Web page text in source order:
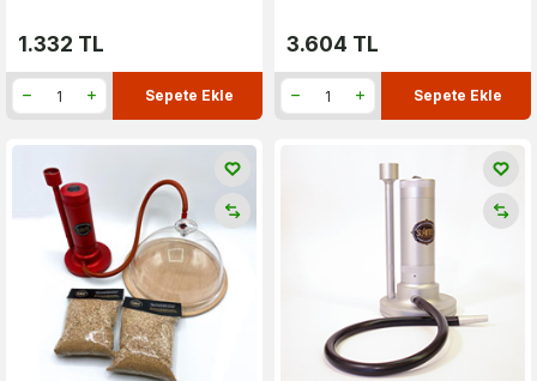
1.332 TL
Sepete Ekle
3.604 TL
Sepete Ekle